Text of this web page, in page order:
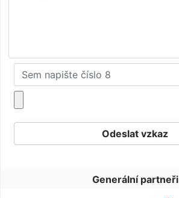
Generální partneři